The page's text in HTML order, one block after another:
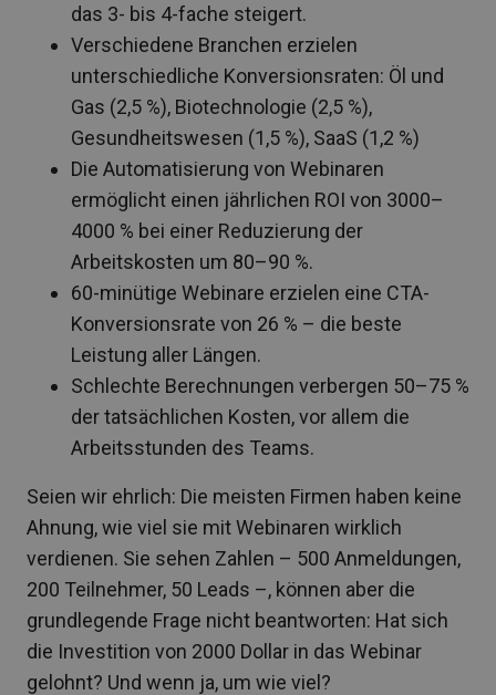
das 3- bis 4-fache steigert.
Verschiedene Branchen erzielen
unterschiedliche Konversionsraten: Öl und
Gas (2,5 %), Biotechnologie (2,5 %),
Gesundheitswesen (1,5 %), SaaS (1,2 %)
Die Automatisierung von Webinaren
ermöglicht einen jährlichen ROI von 3000–
4000 % bei einer Reduzierung der
Arbeitskosten um 80–90 %.
60-minütige Webinare erzielen eine CTA-
Konversionsrate von 26 % – die beste
Leistung aller Längen.
Schlechte Berechnungen verbergen 50–75 %
der tatsächlichen Kosten, vor allem die
Arbeitsstunden des Teams.
Seien wir ehrlich: Die meisten Firmen haben keine
Ahnung, wie viel sie mit Webinaren wirklich
verdienen. Sie sehen Zahlen – 500 Anmeldungen,
200 Teilnehmer, 50 Leads –, können aber die
grundlegende Frage nicht beantworten: Hat sich
die Investition von 2000 Dollar in das Webinar
gelohnt? Und wenn ja, um wie viel?